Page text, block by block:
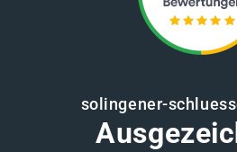
solingener-